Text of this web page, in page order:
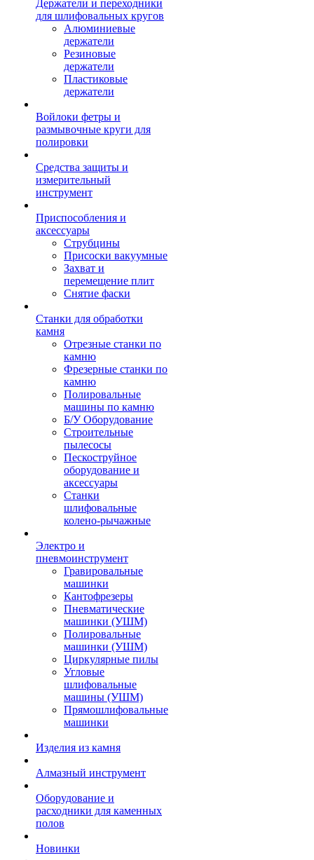
Держатели и переходники
для шлифовальных кругов
Алюминиевые
держатели
Резиновые
держатели
Пластиковые
держатели
Войлоки фетры и
размывочные круги для
полировки
Средства защиты и
измерительный
инструмент
Приспособления и
аксессуары
Струбцины
Присоски вакуумные
Захват и
перемещение плит
Снятие фаски
Станки для обработки
камня
Отрезные станки по
камню
Фрезерные станки по
камню
Полировальные
машины по камню
Б/У Оборудование
Строительные
пылесосы
Пескоструйное
оборудование и
аксессуары
Станки
шлифовальные
колено-рычажные
Электро и
пневмоинструмент
Гравировальные
машинки
Кантофрезеры
Пневматические
машинки (УШМ)
Полировальные
машинки (УШМ)
Циркулярные пилы
Угловые
шлифовальные
машины (УШМ)
Прямошлифовальные
машинки
Изделия из камня
Алмазный инструмент
Оборудование и
расходники для каменных
полов
Новинки